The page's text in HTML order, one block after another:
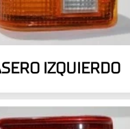
IZQUIERDO